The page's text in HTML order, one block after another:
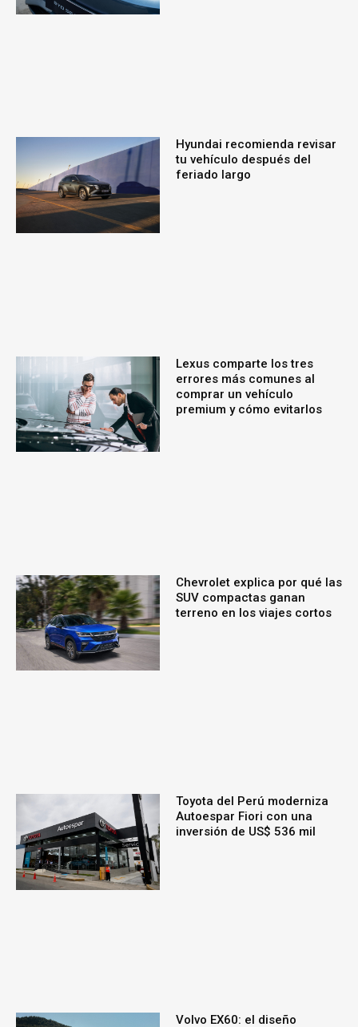
Hyundai recomienda revisar
tu vehículo después del
feriado largo
Lexus comparte los tres
errores más comunes al
comprar un vehículo
premium y cómo evitarlos
Chevrolet explica por qué las
SUV compactas ganan
terreno en los viajes cortos
Toyota del Perú moderniza
Autoespar Fiori con una
inversión de US$ 536 mil
Volvo EX60: el diseño